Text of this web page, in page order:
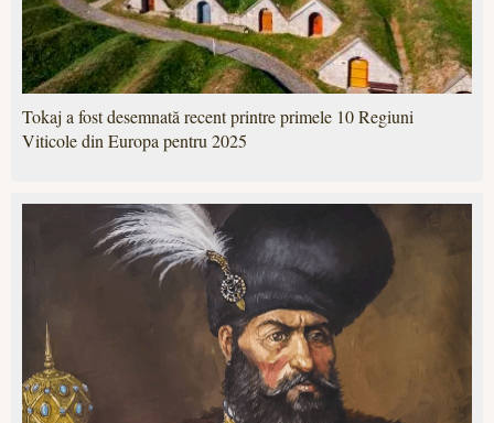
Tokaj a fost desemnată recent printre primele 10 Regiuni
Viticole din Europa pentru 2025